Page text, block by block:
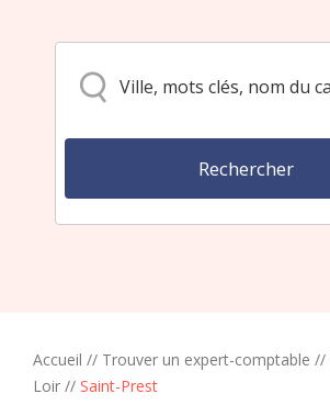
Accueil // Trouver un expert-comptable //
Loir // Saint-Prest